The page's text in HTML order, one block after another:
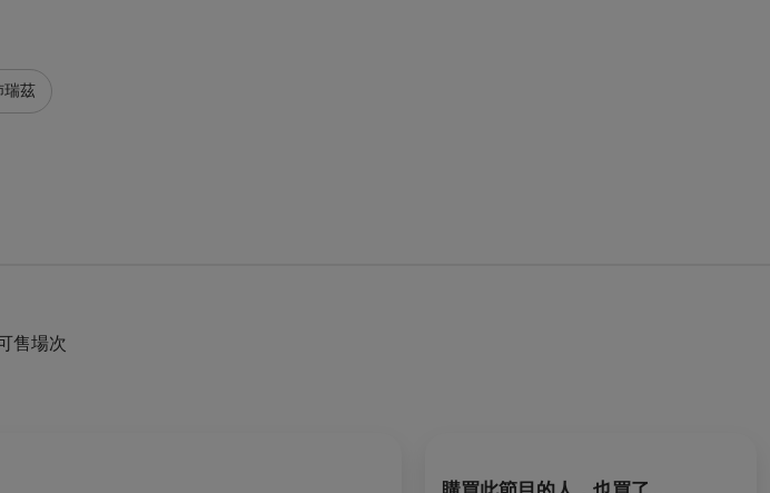
瑞茲
售場次